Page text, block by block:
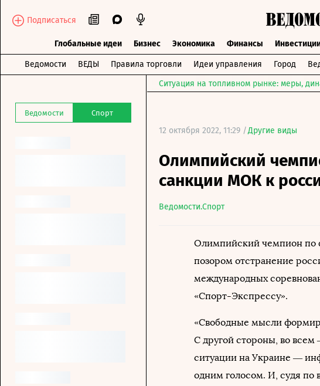
Подписаться
Глобальные идеи Бизнес Экономика Финансы
Ведомости ВЕДЫ Правила торговли Идеи управления Город
Ведомости Спорт
Ситуация на топливном рынке: меры,
12 октября 2022, 11:29 /Другие виды
Олимпийский
санкции МОК к
Ведомости.Спорт
Олимпийский чемпион по
позором отстранение
международных
«Спорт-Экспрессу».
«Свободные мысли
С другой стороны, во всем
ситуации на Украине —
одним голосом. И, судя по